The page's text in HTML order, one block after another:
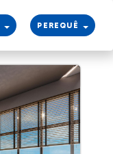
PEREQUÊ
search